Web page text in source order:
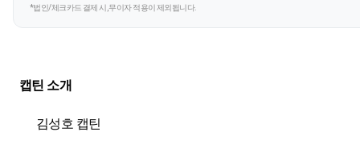
*법인/체크카드 결제 시, 무이자 적용이 제외됩니다.
캡틴 소개
김성호 캡틴